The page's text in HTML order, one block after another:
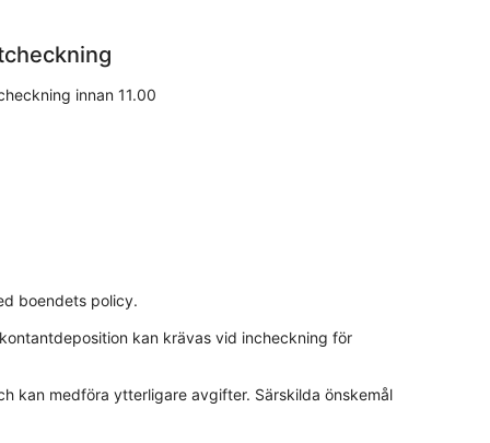
innan 11.00
boendets policy.
kan krävas vid incheckning för
kan medföra ytterligare avgifter. Särskilda önskemål